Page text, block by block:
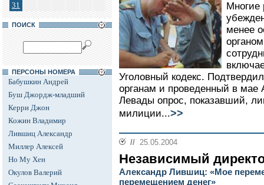
31
ПОИСК
ПЕРСОНЫ НОМЕРА
Бабушкин Андрей
Буш Джордж-младший
Керри Джон
Кожин Владимир
Лившиц Александр
Миллер Алексей
Но Му Хен
Окулов Валерий
Многие
менее
Уголовный кодекс.
органам и проведенный в
Левады опрос, показавший,
милиции...>>
// 25.05.2004
Независимый
Александр Лившиц: «Мое
перемещением денег»